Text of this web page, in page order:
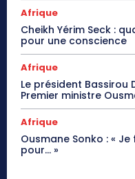
Afrique
Cheikh Yérim Seck :
pour une conscience
Afrique
Le président Bassirou
Premier ministre
Afrique
Ousmane Sonko : «
pour… »